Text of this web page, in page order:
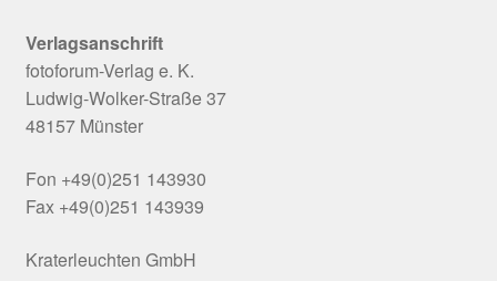
Verlagsanschrift
fotoforum-Verlag e. K.
Ludwig-Wolker-Straße 37
48157 Münster
Fon +49(0)251 143930
Fax +49(0)251 143939
Kraterleuchten GmbH